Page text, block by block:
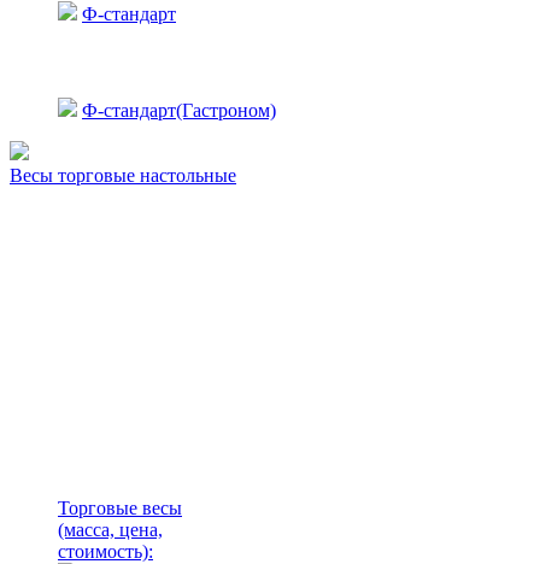
Ф-стандарт
Ф-стандарт(Гастроном)
Весы торговые настольные
Торговые весы
(масса, цена,
стоимость):